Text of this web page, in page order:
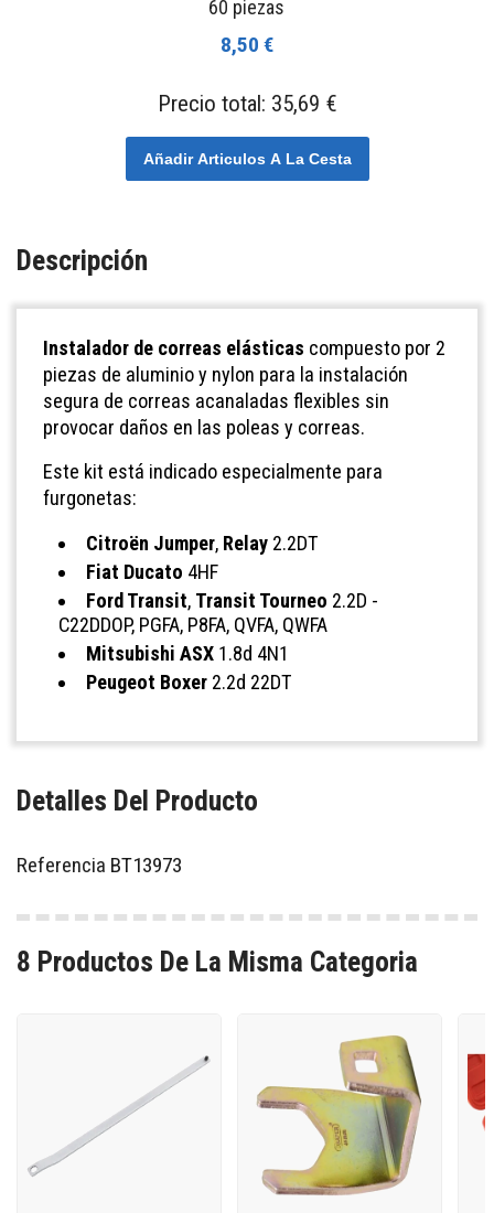
60 piezas
8,50 €
Precio total: 35,69 €
Añadir Articulos A La Cesta
Descripción
Instalador de correas elásticas compuesto por 2
piezas de aluminio y nylon para la instalación
segura de correas acanaladas flexibles sin
provocar daños en las poleas y correas.
Este kit está indicado especialmente para
furgonetas:
Citroën Jumper, Relay 2.2DT
Fiat Ducato 4HF
Ford Transit, Transit Tourneo 2.2D -
C22DDOP, PGFA, P8FA, QVFA, QWFA
Mitsubishi ASX 1.8d 4N1
Peugeot Boxer 2.2d 22DT
Detalles Del Producto
Referencia BT13973
8 Productos De La Misma Categoria